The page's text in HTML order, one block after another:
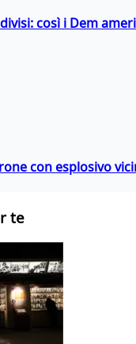
così i Dem
con esplosivo
te